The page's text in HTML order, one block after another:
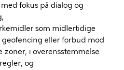
fokus på dialog og
som midlertidige
eller forbud mod
zoner, i overensstemmelse
og